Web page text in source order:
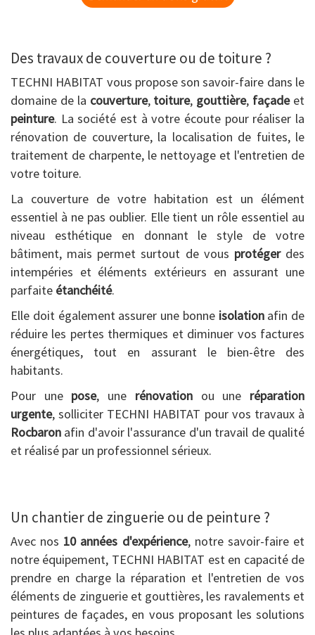
Des travaux de couverture ou de toiture ?
TECHNI HABITAT vous propose son savoir-faire dans le
domaine de la couverture, toiture, gouttière, façadeet
peinture. La société est à votre écoute pour réaliser la
rénovation de couverture, la localisation de fuites, le
traitement de charpente, le nettoyage et l'entretien de
votre toiture.
La couverture de votre habitation est un élément
essentiel à ne pas oublier. Elle tient un rôle essentiel au
niveau esthétique en donnant le style de votre
bâtiment, mais permet surtout de vous protégerdes
intempéries et éléments extérieurs en assurant une
parfaite étanchéité.
Elle doit également assurer une bonne isolationafin de
réduire les pertes thermiques et diminuer vos factures
énergétiques, tout en assurant le bien-être des
habitants.
Pour une pose, une rénovationou une réparation
urgente, solliciter TECHNI HABITAT pour vos travaux à
Rocbaron afin d'avoir l'assurance d'un travail de qualité
et réalisé par un professionnel sérieux.
Un chantier de zinguerie ou de peinture ?
Avec nos 10 années d'expérience, notre savoir-faire et
notre équipement, TECHNI HABITAT est en capacité de
prendre en charge la réparation et l'entretien de vos
éléments de zinguerie et gouttières, les ravalements et
peintures de façades, en vous proposant les solutions